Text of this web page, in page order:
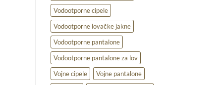
Vodootporne cipele
Vodootporne lovačke jakne
Vodootporne pantalone
Vodootporne pantalone za lov
Vojne cipele
Vojne pantalone